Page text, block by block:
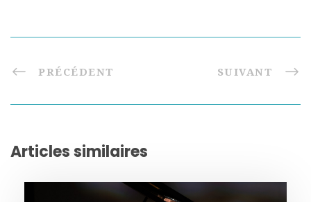
PRÉCÉDENT SUIVANT
Articles similaires